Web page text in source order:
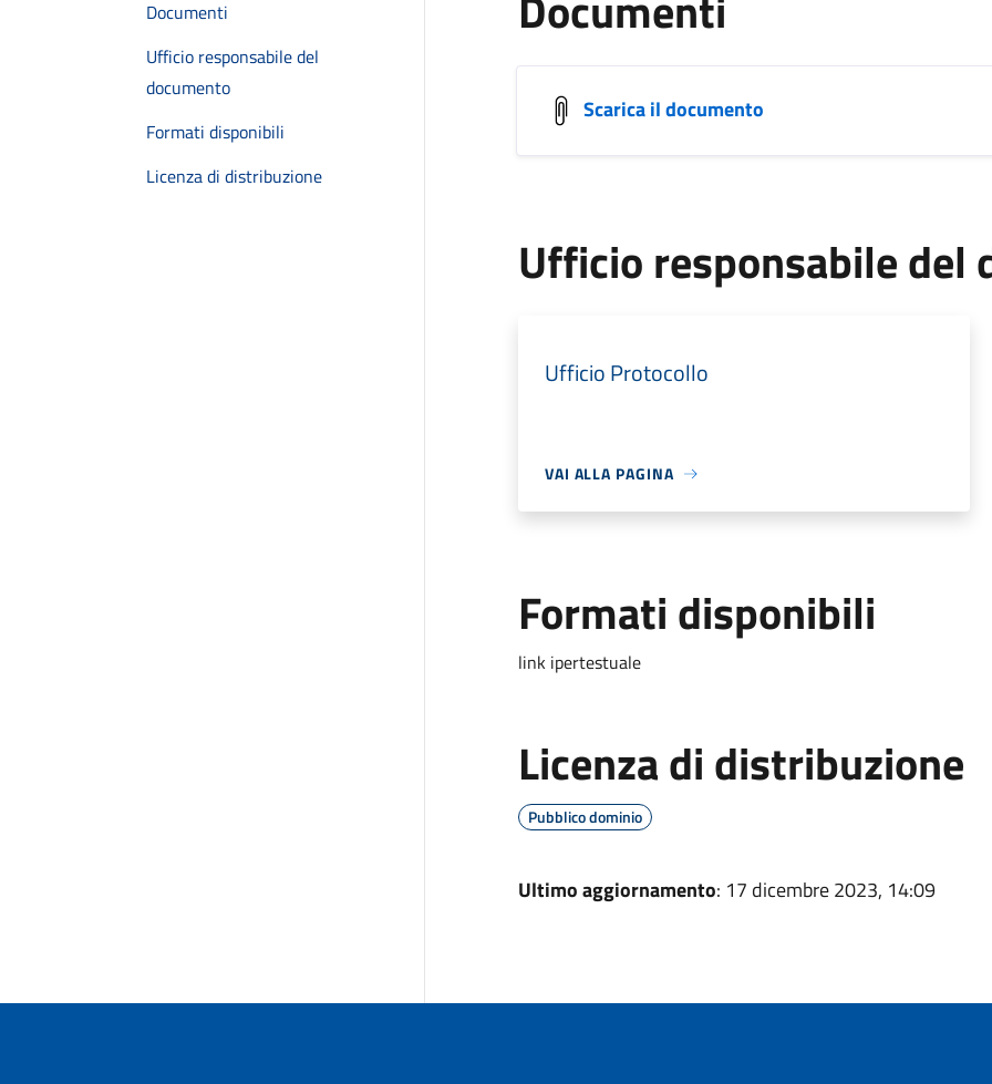
Documenti
Ufficio responsabile del
documento
Formati disponibili
Licenza di distribuzione
Scarica il documento
Ufficio responsabile del
Ufficio Protocollo
VAI ALLA PAGINA
Formati disponibili
link ipertestuale
Licenza di distribuzione
Pubblico dominio
Ultimo aggiornamento: 17 dicembre 2023, 14:09